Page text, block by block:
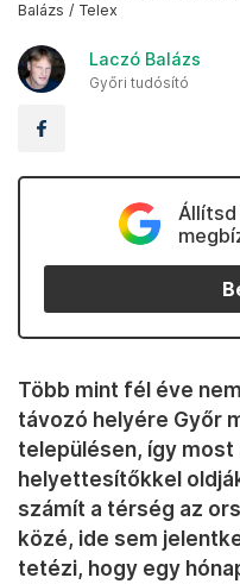
Balázs / Telex
Laczó Balázs
Győri tudósító
Állítsd
Több mint fél éve
távozó helyére Győr
településen, így
helyettesítőkkel
számít a térség az
közé, ide sem
tetézi, hogy egy